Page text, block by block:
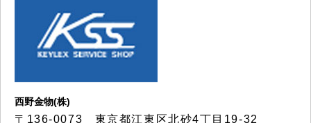
西野金物(株)
〒136-0073 東京都江東区北砂4丁目19-32